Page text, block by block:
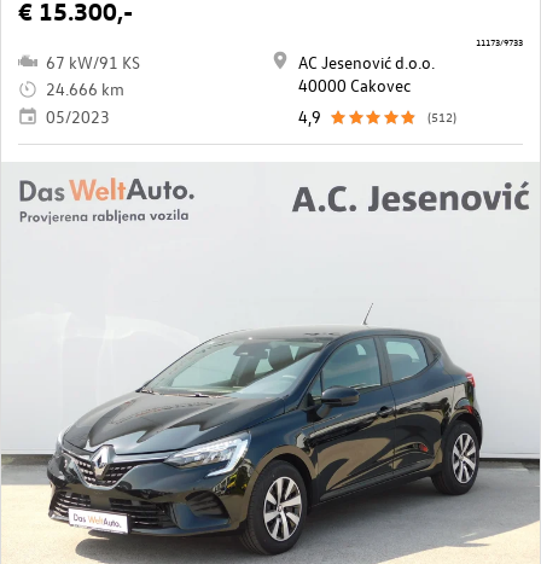
€ 15.300,-
67 kW/91 KS
24.666 km
05/2023
AC Jesenović d.o.o.
40000 Cakovec
4,9
(512)
11173/9733